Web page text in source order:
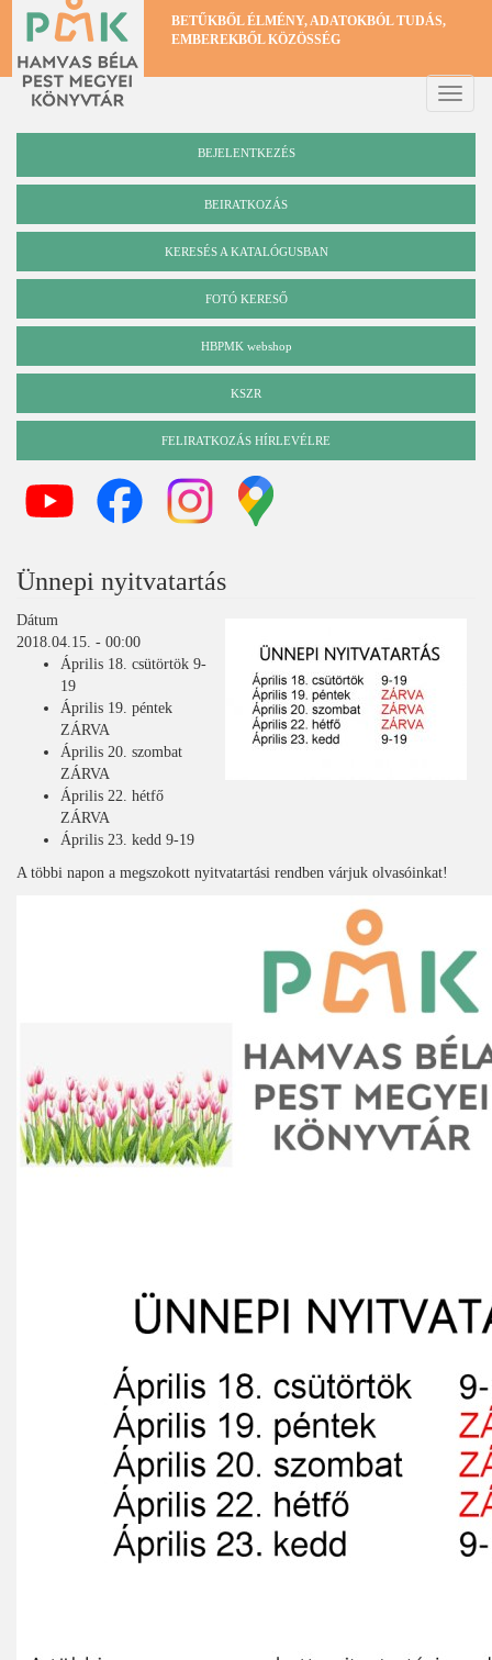
Ugrás
tartalomra
BETŰKBŐL ÉLMÉNY, ADATOKBÓL TUDÁS,
EMBEREKBŐL KÖZÖSSÉG
Toggle
BEJELENTKEZÉS
BEIRATKOZÁS
Katalógus
KERESÉS A KATALÓGUSBAN
FOTÓ KERESŐ
HBPMK webshop
KSZR
FELIRATKOZÁS HÍRLEVÉLRE
Ünnepi nyitvatartás
Dátum
2018.04.15. - 00:00
Április 18. csütörtök 9-
19
Április 19. péntek
ZÁRVA
Április 20. szombat
ZÁRVA
Április 22. hétfő
ZÁRVA
Április 23. kedd 9-19
A többi napon a megszokott nyitvatartási rendben várjuk olvasóinkat!